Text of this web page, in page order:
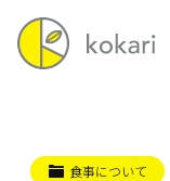
食事について